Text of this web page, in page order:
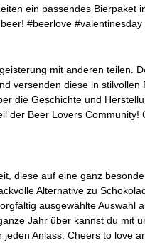
ein passendes Bierpaket
#beerlove
mit anderen teilen.
versenden diese in stilvollen
die Geschichte und
der Beer Lovers Community!
diese auf eine ganz
Alternative zu
ausgewählte Auswahl
Jahr über kannst du mit
Anlass. Cheers to love